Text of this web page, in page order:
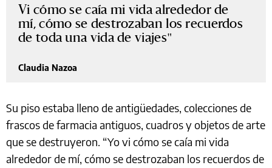
Vi cómo se caía mi vida alrededor de
mí, cómo se destrozaban los recuerdos
de toda una vida de viajes
Claudia Nazoa
Su piso estaba lleno de antigüedades, colecciones de
frascos de farmacia antiguos, cuadros y objetos de arte
que se destruyeron. “Yo vi cómo se caía mi vida
alrededor de mí, cómo se destrozaban los recuerdos de